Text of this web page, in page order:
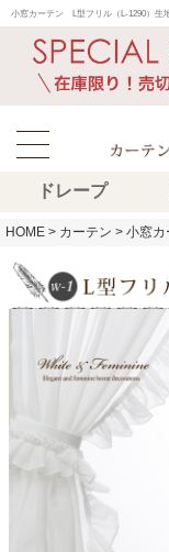
小窓カーテン　L型フリル（L-1290）
ドレープ
HOME カーテン 小窓